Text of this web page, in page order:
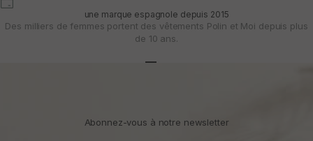
une marque espagnole depuis 2015
Des milliers de femmes portent des vêtements Polin et Moi depuis plus
de 10 ans.
Abonnez-vous à notre newsletter